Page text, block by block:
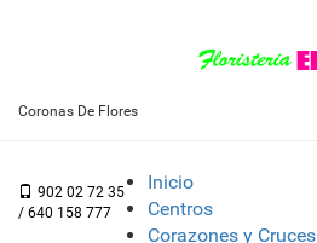
Coronas De Flores
902 02 72 35
/ 640 158 777
Inicio
Centros
Corazones y Cruces